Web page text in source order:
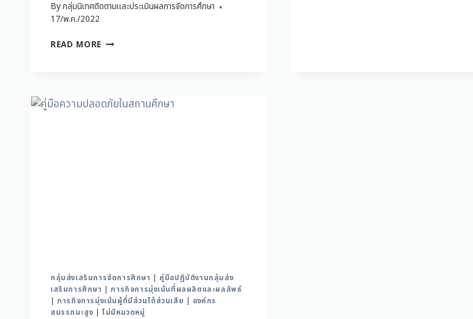
Byกลุ่มนิเทศติดตามและประเมินผลการจัดการศึกษา
17/พ.ค./2022
READ MORE
กลุ่มส่งเสริมการจัดการศึกษา
คู่มือปฏิบัติงานกลุ่มส่ง
เสริมการศึกษา |ภารกิจการมุ่งเน้นที่ผลผลิตและผลลัพธ์
|ภารกิจการมุ่งเน้นผู้ที่มีส่วนได้ส่วนเสีย
องค์กร
สมรรถนะสูง |ไม่มีหมวดหมู่